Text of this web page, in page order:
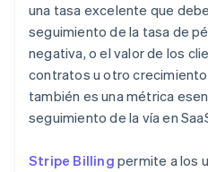
una tasa excelente que
seguimiento de la tasa de
negativa, o el valor de los
contratos u otro crecimiento
también es una métrica
seguimiento de la vía en
Stripe Billing permite a los